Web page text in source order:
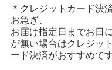
＊クレジットカード決済
お急ぎ、
お届け指定日までお日
が無い場合はクレジッ
ード決済がおすすめです